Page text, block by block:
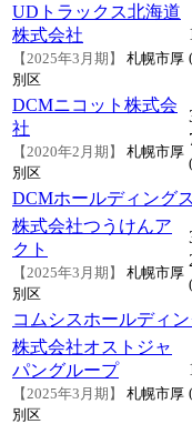
UDトラックス北海道
株式会社
【2025年3月期】
札幌市厚
別区
(
DCMニコット株式会
社
【2020年2月期】
札幌市厚
別区
(
DCMホールディング
株式会社つうけんア
クト
【2025年3月期】
札幌市厚
別区
(
コムシスホールディ
株式会社オストジャ
パングループ
【2025年3月期】
札幌市厚
別区
(